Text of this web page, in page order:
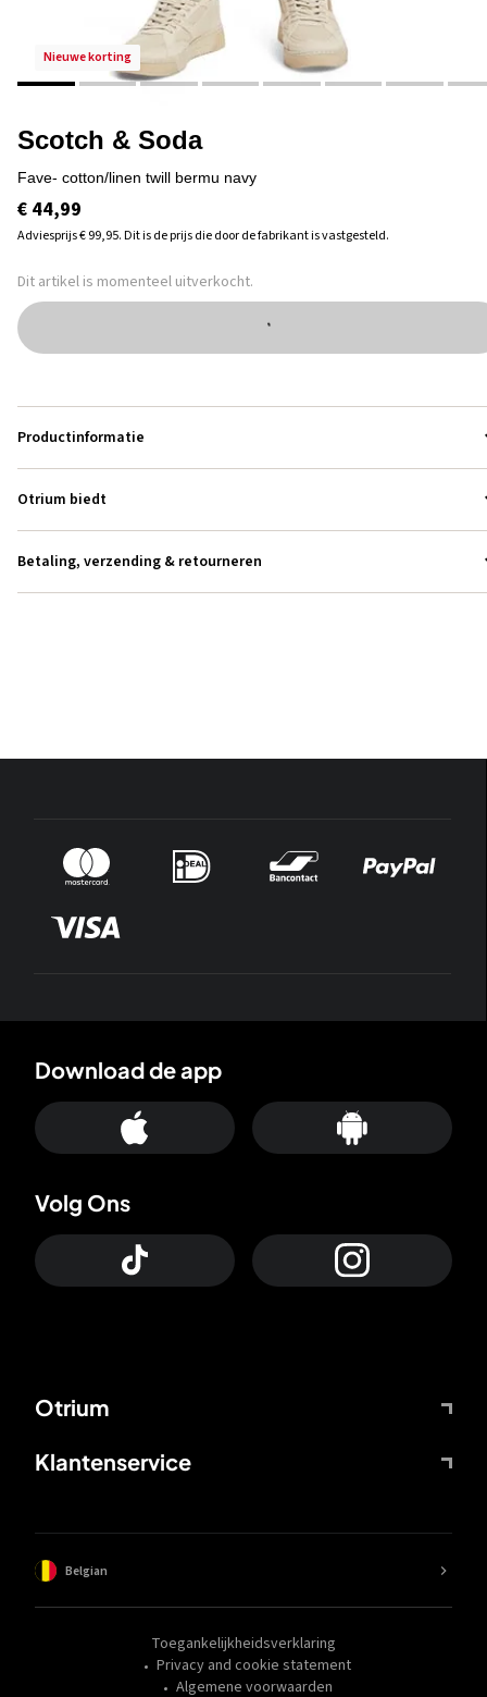
nieuwe korting
Scotch & Soda
fave- cotton/linen twill bermu navy
€ 44,99
Adviesprijs€ 99,95.Dit is de prijs die door de fabrikant is vastgesteld.
Dit artikel is momenteel uitverkocht.
Productinformatie
Otrium biedt
Betaling, verzending & retourneren
Otrium
Klantenservice
Download de app
Volg Ons
Toegankelijkheidsverklaring
Privacy and cookie statement
Algemene voorwaarden
Belgian